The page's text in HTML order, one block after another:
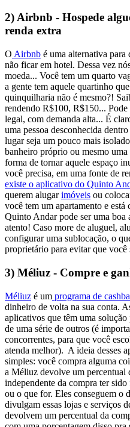
2) Airbnb - Hospede
renda extra
O Airbnb é uma alternativa para
não ficar em hotel. Dessa vez
moeda... Você tem um quarto
a gente tem aquele quartinho
quinquilharia não é mesmo?!
rendendo R$100, R$150... Pode
legal, com demanda alta... É
uma pessoa desconhecida
lugar seja um pouco mais
banheiro próprio ou mesmo
forma de tornar aquele espaço
você precisa, em uma fonte de
existe o aplicativo do Quinto
querem alugarimóveis ou
você tem um apartamento e
Quinto Andar pode ser uma boa
atento! Caso more de aluguel,
configurar uma sublocação, o
proprietário para evitar que
3) Méliuz - Compre e
Méliuz é um programa de
dinheiro de volta na sua conta.
aplicativos que têm uma solução
de uma série de outros (é
concorrentes, para que você
atenda melhor). A ideia desses
simples: você compra alguma
a Méliuz devolve um percentual
independente da compra ter
ou o que for. Eles conseguem o
divulgam essas lojas e serviços
devolvem um percentual da